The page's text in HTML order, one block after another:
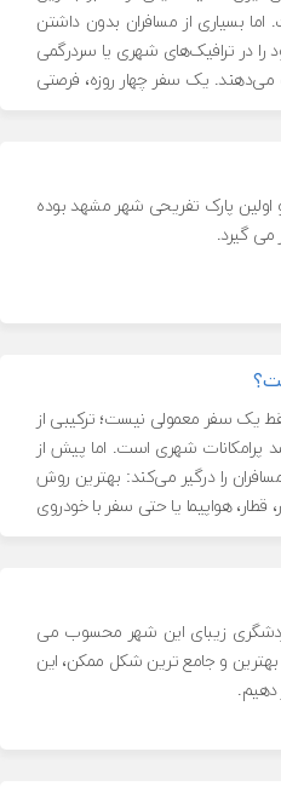
اما بسیاری از مسافران بدون داشتن
را در ترافیک‌های شهری یا سردرگمی
یک سفر چهار روزه، فرصتی
پارک تفریحی شهر مشهد بوده
می ‌گیرد.
یک سفر معمولی نیست؛ ترکیبی از
پرامکانات شهری است. اما پیش از
را درگیر می‌کند: بهترین روش
هواپیما یا حتی سفر با خودروی
زیبای این شهر محسوب می
و جامع ترین شکل ممکن، این
دهیم.